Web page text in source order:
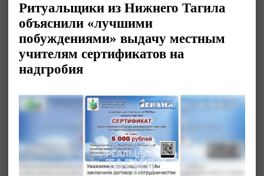
Ритуальщики из Нижнего Тагила
объяснили «лучшими
побуждениями» выдачу местным
учителям сертификатов на
надгробия